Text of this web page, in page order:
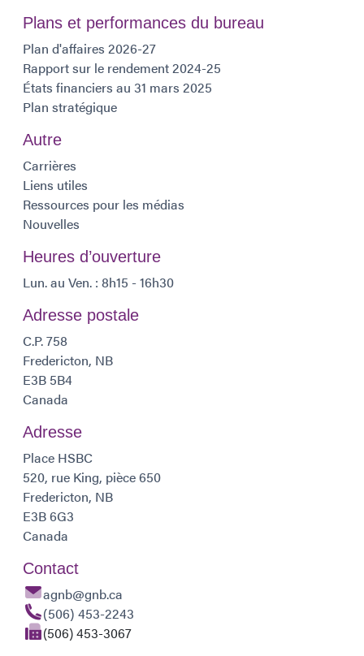
Plans et performances du bureau
Plan d'affaires 2026-27
Rapport sur le rendement 2024-25
États financiers au 31 mars 2025
Plan stratégique
Autre
Carrières
Liens utiles
Ressources pour les médias
Nouvelles
Heures d’ouverture
Lun. au Ven. : 8h15 - 16h30
Adresse postale
C.P. 758
Fredericton, NB
E3B 5B4
Canada
Adresse
Place HSBC
520, rue King, pièce 650
Fredericton, NB
E3B 6G3
Canada
Contact
agnb@gnb.ca
(506) 453-2243
(506) 453-3067